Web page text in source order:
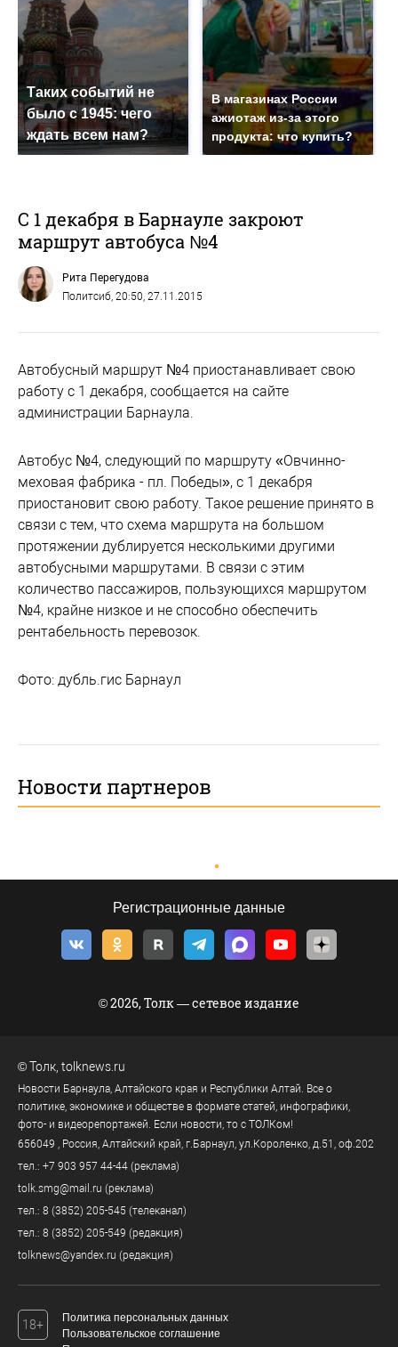
Таких событий не
было с 1945: чего
ждать всем нам?
В магазинах России
ажиотаж из-за этого
продукта: что купить?
С 1 декабря в Барнауле закроют
маршрут автобуса №4
Рита Перегудова
Политсиб, 20:50, 27.11.2015
Автобусный маршрут №4 приостанавливает свою
работу с 1 декабря, сообщается на сайте
администрации Барнаула.
Автобус №4, следующий по маршруту «Овчинно-
меховая фабрика - пл. Победы», с 1 декабря
приостановит свою работу. Такое решение принято в
связи с тем, что схема маршрута на большом
протяжении дублируется несколькими другими
автобусными маршрутами. В связи с этим
количество пассажиров, пользующихся маршрутом
№4, крайне низкое и не способно обеспечить
рентабельность перевозок.
Фото: дубль.гис Барнаул
Новости партнеров
Регистрационные данные
© 2026, Толк — сетевое издание
©Толк tolknews.ru
Новости Барнаула, Алтайского края и Республики Алтай. Все о
политике, экономике и обществе в формате статей, инфографики,
фото- и видеорепортажей. Если новости, то с ТОЛКом!
656049 , Россия, Алтайский край, г.Барнаул, ул.Короленко, д.51, оф.202
тел.: +7 903 957 44-44 (реклама)
tolk.smg@mail.ru (реклама)
тел.: 8 (3852) 205-545 (телеканал)
тел.: 8 (3852) 205-549 (редакция)
tolknews@yandex.ru (редакция)
18+
Политика персональных данных
Пользовательское соглашение